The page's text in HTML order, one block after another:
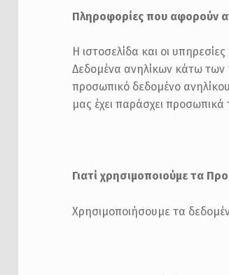
Πληροφορίες που αφορούν
Η ιστοσελίδα και οι
Δεδομένα ανηλίκων κάτω των
προσωπικό δεδομένο
μας έχει παράσχει
Γιατί χρησιμοποιούμε τα
Χρησιμοποιήσουμε τα